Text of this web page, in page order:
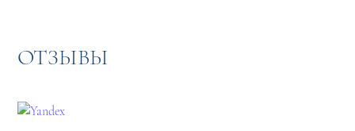
ОТЗЫВЫ